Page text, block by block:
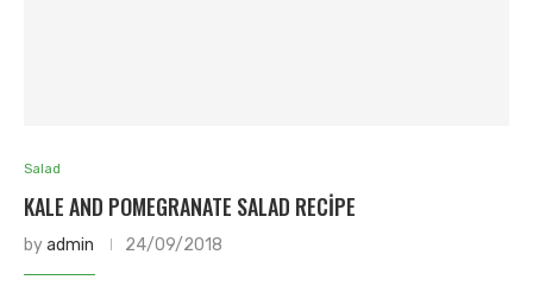
Salad
KALE AND POMEGRANATE SALAD RECIPE
byadmin 24/09/2018